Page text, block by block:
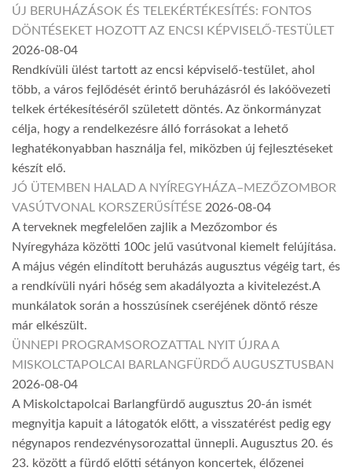
ÚJ BERUHÁZÁSOK ÉS TELEKÉRTÉKESÍTÉS: FONTOS
DÖNTÉSEKET HOZOTT AZ ENCSI KÉPVISELŐ-TESTÜLET
2026-08-04
Rendkívüli ülést tartott az encsi képviselő-testület, ahol
több, a város fejlődését érintő beruházásról és lakóövezeti
telkek értékesítéséről született döntés. Az önkormányzat
célja, hogy a rendelkezésre álló forrásokat a lehető
leghatékonyabban használja fel, miközben új fejlesztéseket
készít elő.
JÓ ÜTEMBEN HALAD A NYÍREGYHÁZA–MEZŐZOMBOR
VASÚTVONAL KORSZERŰSÍTÉSE 2026-08-04
A terveknek megfelelően zajlik a Mezőzombor és
Nyíregyháza közötti 100c jelű vasútvonal kiemelt felújítása.
A május végén elindított beruházás augusztus végéig tart, és
a rendkívüli nyári hőség sem akadályozta a kivitelezést.A
munkálatok során a hosszúsínek cseréjének döntő része
már elkészült.
ÜNNEPI PROGRAMSOROZATTAL NYIT ÚJRA A
MISKOLCTAPOLCAI BARLANGFÜRDŐ AUGUSZTUSBAN
2026-08-04
A Miskolctapolcai Barlangfürdő augusztus 20-án ismét
megnyitja kapuit a látogatók előtt, a visszatérést pedig egy
négynapos rendezvénysorozattal ünnepli. Augusztus 20. és
23. között a fürdő előtti sétányon koncertek, élőzenei